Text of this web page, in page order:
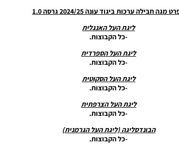
מגה חבילה ערכות ביגוד עונה 2024/25 גרסה 1.0
ליגת העל האנגלית
-כל הקבוצות.
ליגת העל הספרדית
-כל הקבוצות.
ליגת העל הסקוטית
-כל הקבוצות.
ליגת העל הצרפתית
-כל הקבוצות.
הבונדסליגה (ליגת העל הגרמנית)
-כל הקבוצות.